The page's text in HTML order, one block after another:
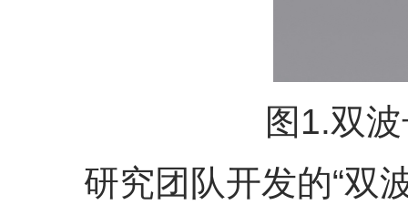
图1.双
研究团队开发的“双